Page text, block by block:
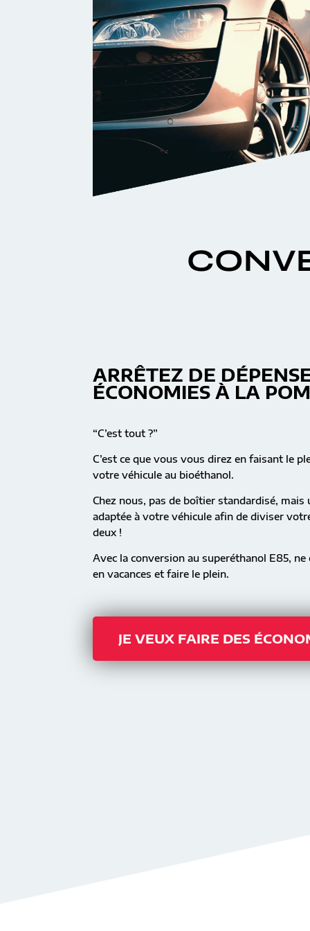
ARRÊTEZ DE
ÉCONOMIES À LA
“C’est tout ?”
C’est ce que vous vous direz en faisant le
votre véhicule au bioéthanol.
Chez nous, pas de boîtier standardisé,
adaptée à votre véhicule afin de diviser
deux !
Avec la conversion au superéthanol E85,
en vacances et faire le plein.
JE VEUX FAIRE DES